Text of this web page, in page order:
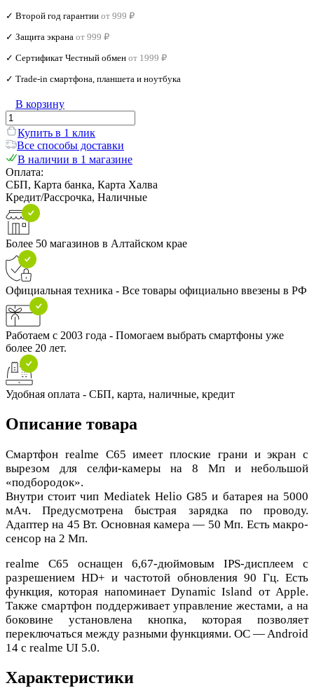
✓ Второй год гарантии от 999 ₽
✓ Защита экрана от 999 ₽
✓ Сертификат Честный обмен от 1999 ₽
✓ Trade‑in смартфона, планшета и ноутбука
В корзину
Купить в 1 клик
Все способы доставки
В наличии в 1 магазине
Оплата:
СБП, Карта банка, Карта Халва
Кредит/Рассрочка, Наличные
Более 50 магазинов в Алтайском крае
Официальная техника - Все товары официально ввезены в РФ
Работаем с 2003 года - Помогаем выбрать смартфоны уже
более 20 лет.
Удобная оплата - СБП, карта, наличные, кредит
Описание товара
Смартфон realme С65 имеет плоские грани и экран с
вырезом для селфи-камеры на 8 Мп и небольшой
«подбородок».
Внутри стоит чип Mediatek Helio G85 и батарея на 5000
мАч. Предусмотрена быстрая зарядка по проводу.
Адаптер на 45 Вт. Основная камера — 50 Мп. Есть макро-
сенсор на 2 Мп.
realme C65 оснащен 6,67-дюймовым IPS-дисплеем с
разрешением HD+ и частотой обновления 90 Гц. Есть
функция, которая напоминает Dynamic Island от Apple.
Также смартфон поддерживает управление жестами, а на
боковине установлена кнопка, которая позволяет
переключаться между разными функциями. OC — Android
14 с realme UI 5.0.
Характеристики